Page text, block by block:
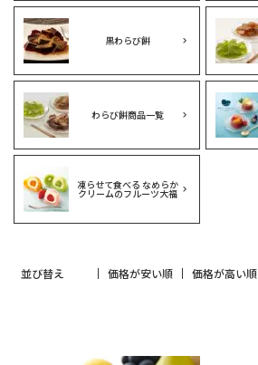
黒わらび餅
わらび餅商品一覧
凍らせて食べる なめらか
クリームのフルーツ大福
並び替え 価格が安い順 価格が高い順